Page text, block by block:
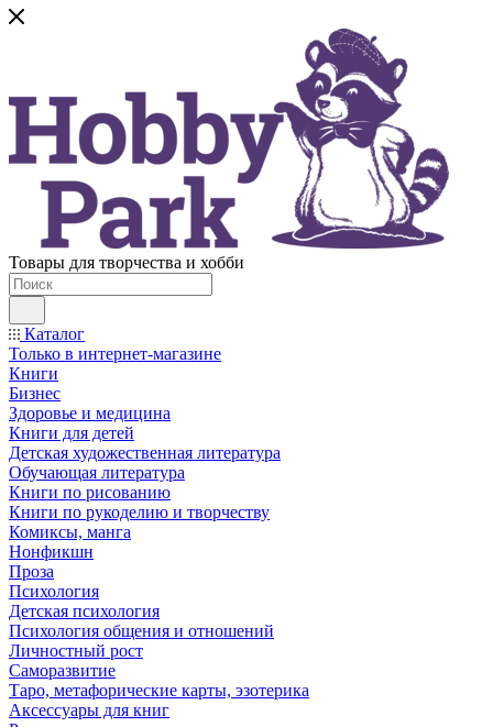
Товары для творчества и хобби
Каталог
Только в интернет-магазине
Книги
Бизнес
Здоровье и медицина
Книги для детей
Детская художественная литература
Обучающая литература
Книги по рисованию
Книги по рукоделию и творчеству
Комиксы, манга
Нонфикшн
Проза
Психология
Детская психология
Психология общения и отношений
Личностный рост
Саморазвитие
Таро, метафорические карты, эзотерика
Аксессуары для книг